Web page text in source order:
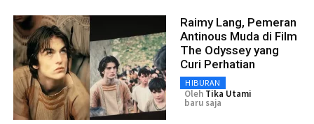
Raimy Lang, Pemeran
Antinous Muda di Film
The Odyssey yang
Curi Perhatian
HIBURAN
Oleh Tika Utami
baru saja